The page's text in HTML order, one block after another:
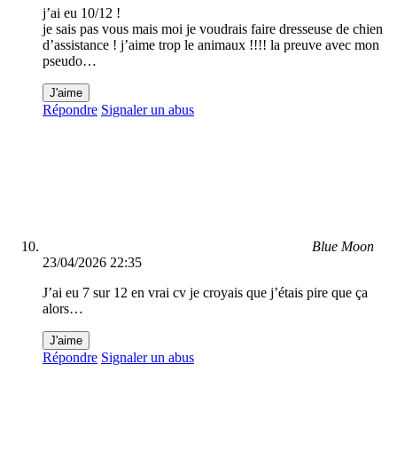
j’ai eu 10/12 !
je sais pas vous mais moi je voudrais faire dresseuse de chien
d’assistance ! j’aime trop le animaux !!!! la preuve avec mon
pseudo…
J'aime
Répondre Signaler un abus
Blue Moon
23/04/2026 22:35
J’ai eu 7 sur 12 en vrai cv je croyais que j’étais pire que ça
alors…
J'aime
Répondre Signaler un abus